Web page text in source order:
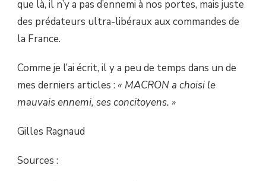
que là, il n’y a pas d’ennemi à nos portes, mais juste
des prédateurs ultra-libéraux aux commandes de
la France.
Comme je l’ai écrit, il y a peu de temps dans un de
mes derniers articles : « MACRON a choisi le
mauvais ennemi, ses concitoyens. »
Gilles Ragnaud
Sources :